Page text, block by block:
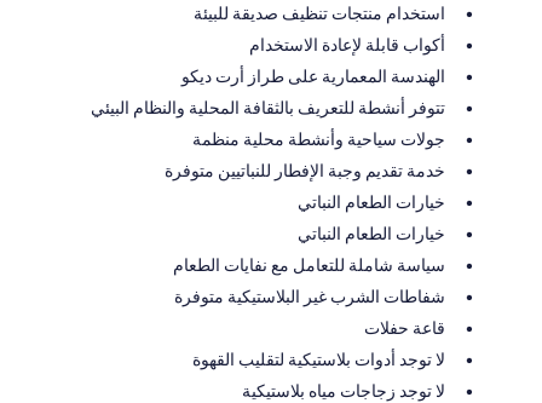
استخدام منتجات تنظيف صديقة للبيئة
أكواب قابلة لإعادة الاستخدام
الهندسة المعمارية على طراز أرت ديكو
تتوفر أنشطة للتعريف بالثقافة المحلية والنظام البيئي
جولات سياحية وأنشطة محلية منظمة
خدمة تقديم وجبة الإفطار للنباتيين متوفرة
خيارات الطعام النباتي
خيارات الطعام النباتي
سياسة شاملة للتعامل مع نفايات الطعام
شفاطات الشرب غير البلاستيكية متوفرة
قاعة حفلات
لا توجد أدوات بلاستيكية لتقليب القهوة
لا توجد زجاجات مياه بلاستيكية